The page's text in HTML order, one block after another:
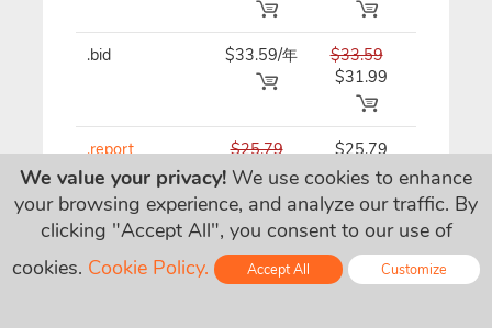
.bid $33.59/年
$33.59
$31.99
.report
$25.79
$10.59/年
$25.79 $25.79/
.vision $47.39/年 $47.39 $47.39/
We value your privacy! We use cookies to enhance
your browsing experience, and analyze our traffic. By
clicking "Accept All", you consent to our use of
cookies. Cookie Policy. Accept All Customize